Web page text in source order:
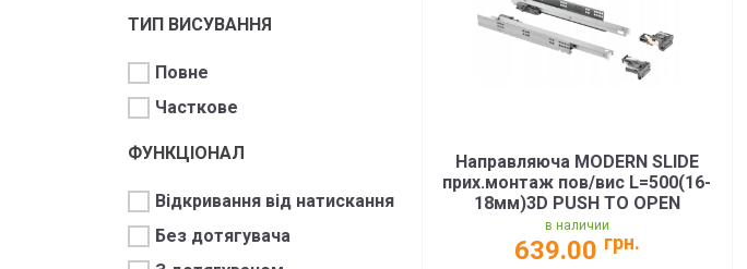
ТИП ВИСУВАННЯ
Повне
Часткове
ФУНКЦІОНАЛ
Відкривання від натискання
Без дотягувача
Направляюча MODERN SLIDE
прих.монтаж пов/вис L=500(16-
18мм)3D PUSH TO OPEN
35кг(PB-3D0FPO18-500-PRO)
в наличии
639.00 грн.